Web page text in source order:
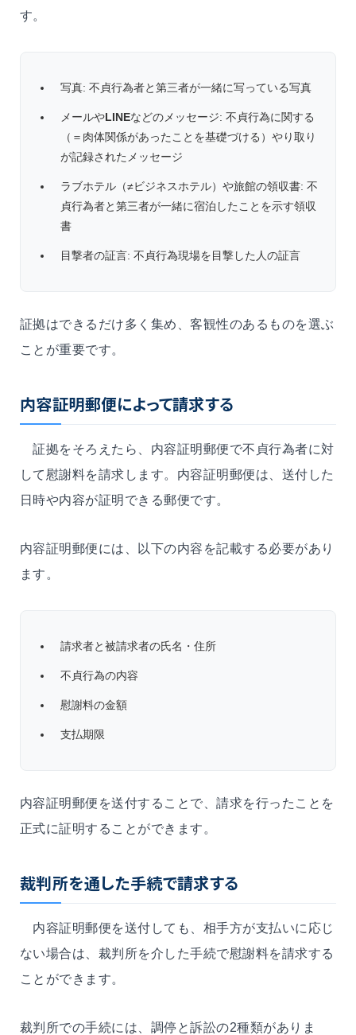
す。
写真: 不貞行為者と第三者が一緒に写っている写真
メールやLINEなどのメッセージ: 不貞行為に関する
（＝肉体関係があったことを基礎づける）やり取り
が記録されたメッセージ
ラブホテル（≠ビジネスホテル）や旅館の領収書: 不
貞行為者と第三者が一緒に宿泊したことを示す領収
書
目撃者の証言: 不貞行為現場を目撃した人の証言
証拠はできるだけ多く集め、客観性のあるものを選ぶ
ことが重要です。
内容証明郵便によって請求する
証拠をそろえたら、内容証明郵便で不貞行為者に対
して慰謝料を請求します。内容証明郵便は、送付した
日時や内容が証明できる郵便です。
内容証明郵便には、以下の内容を記載する必要があり
ます。
請求者と被請求者の氏名・住所
不貞行為の内容
慰謝料の金額
支払期限
内容証明郵便を送付することで、請求を行ったことを
正式に証明することができます。
裁判所を通した手続で請求する
内容証明郵便を送付しても、相手方が支払いに応じ
ない場合は、裁判所を介した手続で慰謝料を請求する
ことができます。
裁判所での手続には、調停と訴訟の2種類がありま